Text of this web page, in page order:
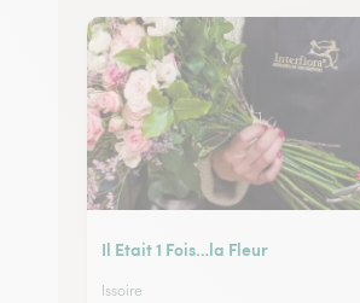
Il Etait 1 Fois…la Fleur
Issoire